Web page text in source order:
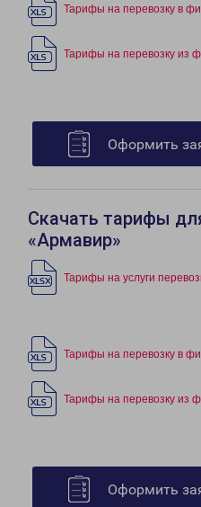
Тарифы на перевозку в
Тарифы на перевозку из
Оформить
Скачать тарифы
«Армавир»
Тарифы на услуги
Тарифы на перевозку в
Тарифы на перевозку из
Оформить